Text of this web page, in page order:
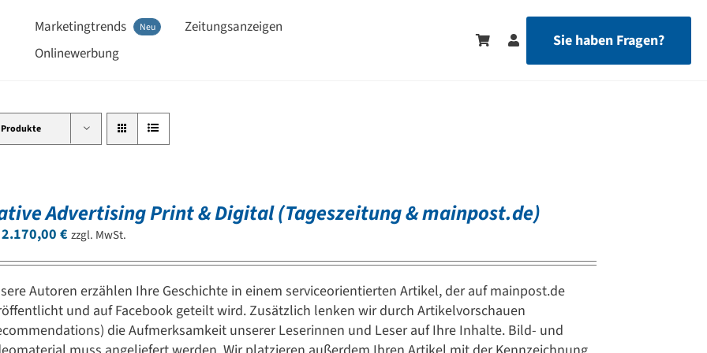
Marketingtrends Neu
Zeitungsanzeigen
Onlinewerbung
Sie haben Fragen?
Produkte
Advertising Print & Digital (Tageszeitung & mainpost.de)
2.170,00€ zzgl. MwSt.
Autoren erzählen Ihre Geschichte in einem serviceorientierten Artikel, der auf mainpost.de
und auf Facebook geteilt wird. Zusätzlich lenken wir durch Artikelvorschauen
die Aufmerksamkeit unserer Leserinnen und Leser auf Ihre Inhalte. Bild- und